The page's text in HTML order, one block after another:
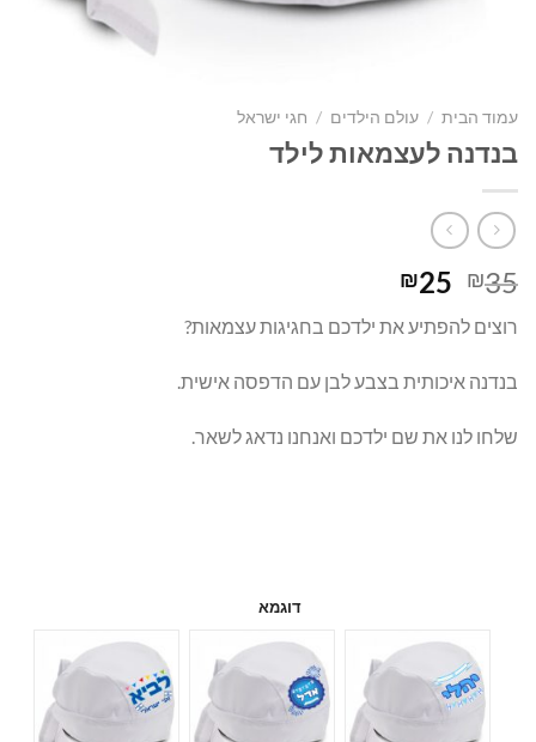
עמוד הבית עולם הילדים חגי ישראל
בנדנה לעצמאות לילד
₪35
המחיר
היה:
₪25 המחיר
הנוכחי
הוא:
רוצים להפתיע את ילדכם בחגיגות עצמאות?
בנדנה איכותית בצבע לבן עם הדפסה אישית.
שלחו לנו את שם ילדכם ואנחנו נדאג לשאר.
דוגמא